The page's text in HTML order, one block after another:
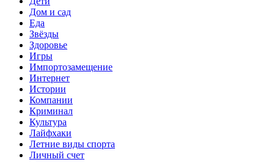
Дом и сад
Еда
Звёзды
Здоровье
Игры
Импортозамещение
Интернет
Истории
Компании
Криминал
Культура
Лайфхаки
Летние виды спорта
Личный счет